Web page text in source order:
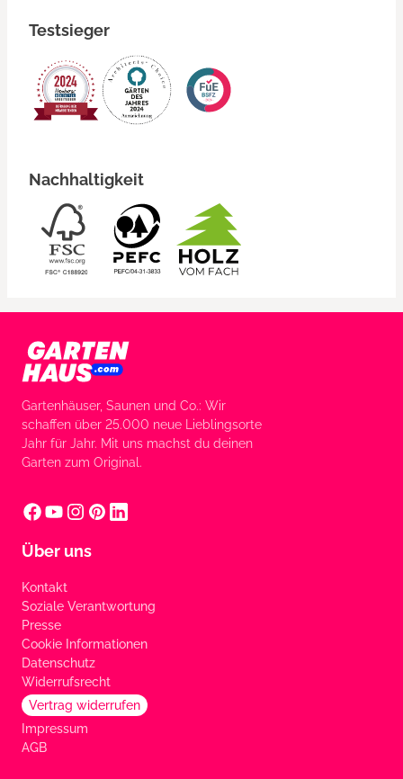
Testsieger
Nachhaltigkeit
Gartenhäuser, Saunen und Co.: Wir
schaffen über 25.000 neue Lieblingsorte
Jahr für Jahr. Mit uns machst du deinen
Garten zum Original.
Über uns
Kontakt
Soziale Verantwortung
Presse
Cookie Informationen
Datenschutz
Widerrufsrecht
Vertrag widerrufen
Impressum
AGB